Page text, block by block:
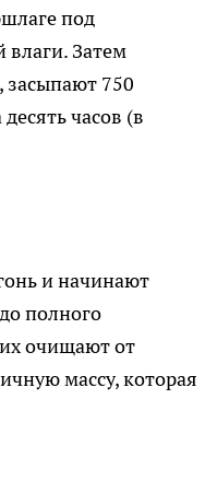
под
влаги. Затем
750
часов (в
и начинают
полного
очищают от
массу, которая